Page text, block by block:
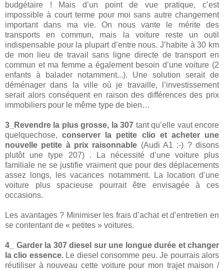
budgétaire ! Mais d’un point de vue pratique, c’est
impossible à court terme pour moi sans autre changement
important dans ma vie. On nous vante le mérite des
transports en commun, mais la voiture reste un outil
indispensable pour la plupart d’entre nous. J’habite à 30 km
de mon lieu de travail sans ligne directe de transport en
commun et ma femme a également besoin d’une voiture (2
enfants à balader notamment...). Une solution serait de
déménager dans la ville où je travaille, l’investissement
serait alors conséquent en raison des différences des prix
immobiliers pour le même type de bien…
3_Revendre la plus grosse, la 307 tant qu’elle vaut encore
quelquechose,conserver la petite clio et acheter une
nouvelle petite à prix raisonnable (Audi A1 :-) ? disons
plutôt une type 207) . La nécessité d’une voiture plus
familiale ne se justifie vraiment que pour des déplacements
assez longs, les vacances notamment. La location d’une
voiture plus spacieuse pourrait être envisagée à ces
occasions.
Les avantages ? Minimiser les frais d’achat et d’entretien en
se contentant de « petites » voitures.
4_ Garder la 307 diesel sur une longue durée et changer
la clio essence.Le diesel consomme peu. Je pourrais alors
réutiliser à nouveau cette voiture pour mon trajet maison /